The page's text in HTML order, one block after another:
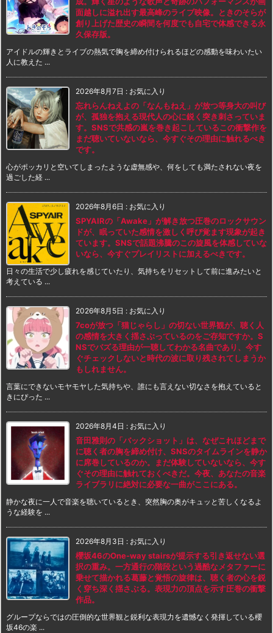
面越しに溢れ出す最高峰のライブ映像。ときのそらが
創り上げた歴史の瞬間を何度でも自宅で体感できる永
久保存版。
アイドルの輝きとライブの熱気で胸を締め付けられるほどの感動を味わいたい
人に教えた ...
2026年8月7日 : お気に入り
忘れらんねえよの「なんもねえ」が放つ等身大の叫び
が、孤独を抱える現代人の心に鋭く突き刺さっていま
す。SNSで共感の嵐を巻き起こしているこの衝撃作を
まだ聴いていないなら、今すぐその理由に触れるべき
です。
心がポッカリと空いてしまったような虚無感や、何をしても満たされない夜を
過ごした経 ...
2026年8月6日 : お気に入り
SPYAIRの「Awake」が解き放つ圧巻のロックサウン
ドが、眠っていた感情を激しく呼び覚ます現象が起き
ています。SNSで話題沸騰のこの旋風を体感していな
いなら、今すぐプレイリストに加えるべきです。
日々の生活で少し疲れを感じていたり、気持ちをリセットして前に進みたいと
考えている ...
2026年8月5日 : お気に入り
7coが放つ「猫じゃらし」の切ない世界観が、聴く人
の感情を大きく揺さぶっているのをご存知ですか。S
NSでバズる理由が一聴してわかる名曲であり、今す
ぐチェックしないと時代の波に取り残されてしまうか
もしれません。
言葉にできないモヤモヤした気持ちや、誰にも言えない切なさを抱えていると
きにぴった ...
2026年8月4日 : お気に入り
音田雅則の「バックショット」は、なぜこれほどまで
に聴く者の胸を締め付け、SNSのタイムラインを静か
に席巻しているのか。まだ体験していないなら、今す
ぐその理由に触れておくべきだ。今夜、あなたの音楽
ライブラリに絶対に必要な一曲がここにある。
静かな夜に一人で音楽を聴いているとき、突然胸の奥がキュッと苦しくなるよ
うな経験を ...
2026年8月3日 : お気に入り
櫻坂46のOne-way stairsが提示する引き返せない選
択の重み。一方通行の階段という過酷なメタファーに
乗せて描かれる葛藤と覚悟の旋律は、聴く者の心を鋭
く穿ち深く揺さぶる。表現力の頂点を示す圧巻の衝撃
作品。
グループならではの圧倒的な世界観と鋭利な表現力を遺憾なく発揮している櫻
坂46の楽 ...